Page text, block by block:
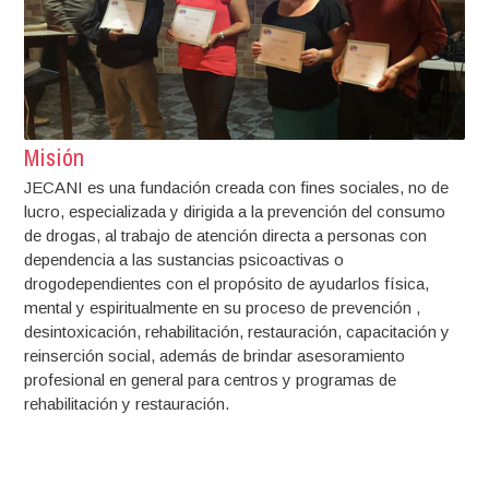
Misión
JECANI es una fundación creada con fines sociales, no de
lucro, especializada y dirigida a la prevención del consumo
de drogas, al trabajo de atención directa a personas con
dependencia a las sustancias psicoactivas o
drogodependientes con el propósito de ayudarlos física,
mental y espiritualmente en su proceso de prevención ,
desintoxicación, rehabilitación, restauración, capacitación y
reinserción social, además de brindar asesoramiento
profesional en general para centros y programas de
rehabilitación y restauración.